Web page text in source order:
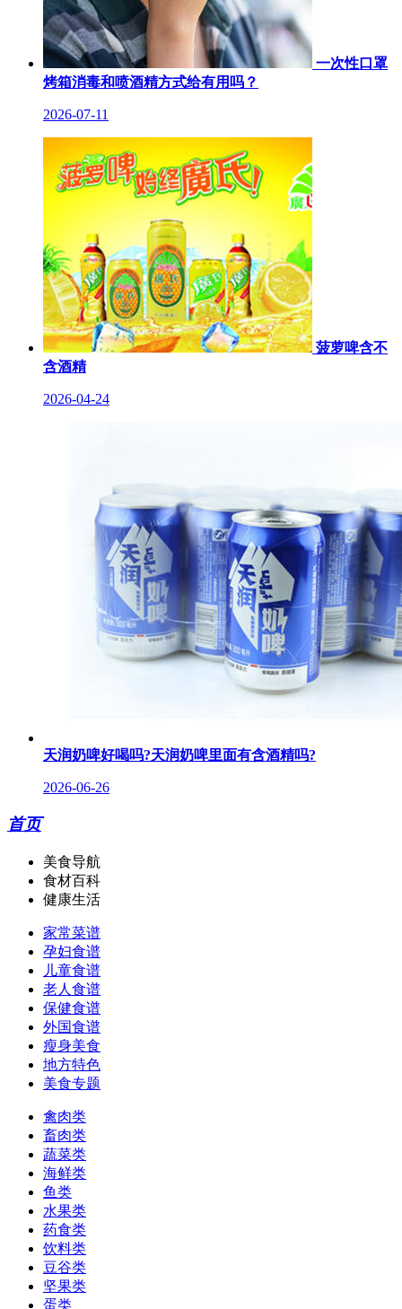
一次性口罩
烤箱消毒和喷酒精方式给有用吗？
2026-07-11
菠萝啤含不
含酒精
2026-04-24
天润奶啤好喝吗?天润奶啤里面有含酒精吗?
2026-06-26
首页
美食导航
食材百科
健康生活
家常菜谱
孕妇食谱
儿童食谱
老人食谱
保健食谱
外国食谱
瘦身美食
地方特色
美食专题
禽肉类
畜肉类
蔬菜类
海鲜类
鱼类
水果类
药食类
饮料类
豆谷类
坚果类
蛋类